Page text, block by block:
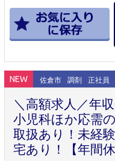
NEW 佐倉市 調剤 正社員
＼高額求人／年
小児科ほか応需
取扱あり！未経
宅あり！【年間休